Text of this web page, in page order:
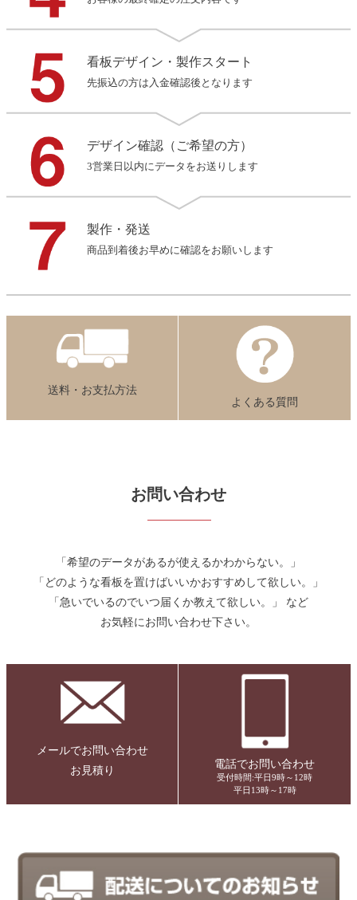
看板デザイン・製作スタート
先振込の方は入金確認後となります
デザイン確認（ご希望の方）
3営業日以内にデータをお送りします
製作・発送
商品到着後お早めに確認をお願いします
送料・お支払方法
よくある質問
お問い合わせ
「希望のデータがあるが使えるかわからない。」
「どのような看板を置けばいいかおすすめして欲しい。」
「急いでいるのでいつ届くか教えて欲しい。」 など
お気軽にお問い合わせ下さい。
メールでお問い合わせ
お見積り
電話でお問い合わせ
受付時間:平日9時～12時
平日13時～17時